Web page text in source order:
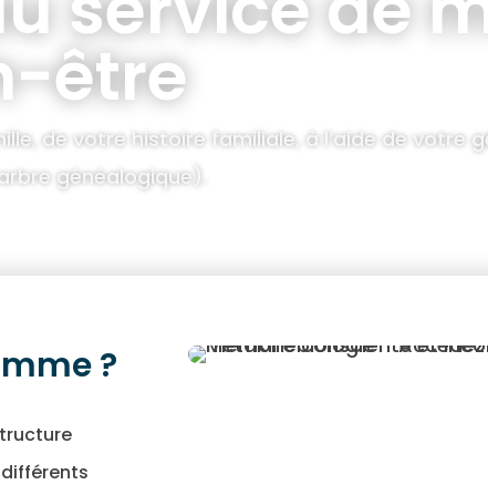
être
de votre histoire familiale, à l’aide de votre
généalogique).
?